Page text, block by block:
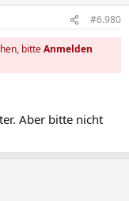
#6.980
bitteAnmelden
Aber bitte nicht